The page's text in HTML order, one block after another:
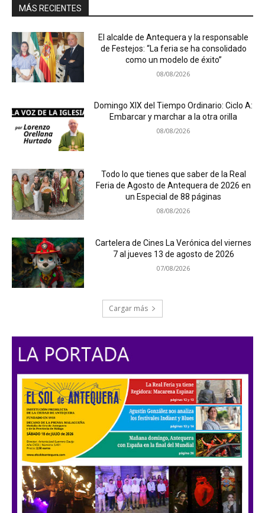
MÁS RECIENTES
El alcalde de Antequera y la responsable
de Festejos: “La feria se ha consolidado
como un modelo de éxito”
08/08/2026
Domingo XIX del Tiempo Ordinario: Ciclo A:
Embarcar y marchar a la otra orilla
08/08/2026
Todo lo que tienes que saber de la Real
Feria de Agosto de Antequera de 2026 en
un Especial de 88 páginas
08/08/2026
Cartelera de Cines La Verónica del viernes
7 al jueves 13 de agosto de 2026
07/08/2026
Cargar más